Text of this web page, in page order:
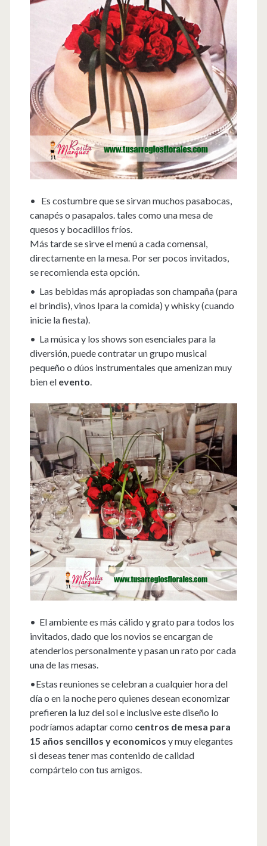
• Es costumbre que se sirvan muchos pasabocas,
canapés o pasapalos. tales como una mesa de
quesos y bocadillos fríos.
Más tarde se sirve el menú a cada comensal,
directamente en la mesa. Por ser pocos invitados,
se recomienda esta opción.
• Las bebidas más apropiadas son champaña (para
el brindis), vinos Ipara la comida) y whisky (cuando
inicie la fiesta).
• La música y los shows son esenciales para la
diversión, puede contratar un grupo musical
pequeño o dúos instrumentales que amenizan muy
bien el evento.
• El ambiente es más cálido y grato para todos los
invitados, dado que los novios se encargan de
atenderlos personalmente y pasan un rato por cada
una de las mesas.
•Estas reuniones se celebran a cualquier hora del
día o en la noche pero quienes desean economizar
prefieren la luz del sol e inclusive este diseño lo
podríamos adaptar como centros de mesa para
15 años sencillos y economicos y muy elegantes
si deseas tener mas contenido de calidad
compártelo con tus amigos.